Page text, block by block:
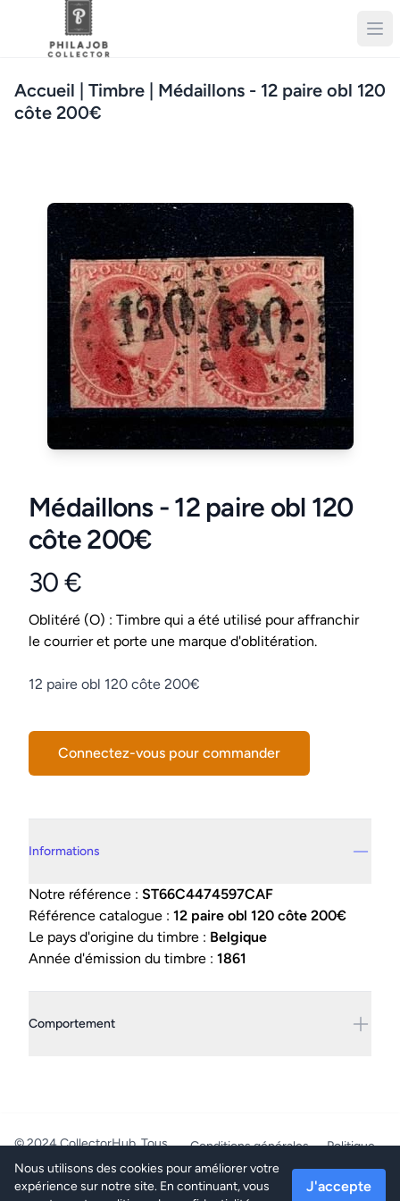
Nous utilisons des cookies pour améliorer votre
expérience sur notre site. En continuant, vous
J'accepte
Accueil | Timbre | Médaillons - 12 paire obl 120
côte 200€
Médaillons - 12 paire obl 120
côte 200€
Product information
30 €
Conditions
Oblitéré (O) : Timbre qui a été utilisé pour affranchir
le courrier et porte une marque d'oblitération.
Description
12 paire obl 120 côte 200€
Connectez-vous pour commander
Informations
Notre référence : ST66C4474597CAF
Référence catalogue : 12 paire obl 120 côte 200€
Le pays d'origine du timbre : Belgique
Année d'émission du timbre : 1861
Comportement
© 2024 CollectorHub. Tous
droits réservés.
PhilaJob - BE0804.218.387 -
Mettet/Belgique
Conditions générales
Politique
de confidentialité